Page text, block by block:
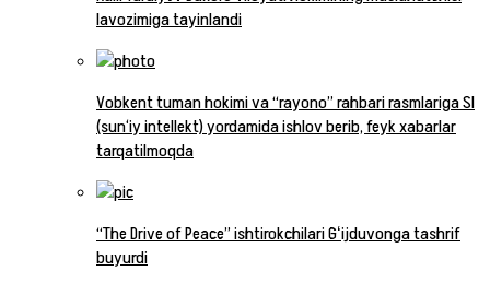
lavozimiga tayinlandi
Vobkent tuman hokimi va “rayono” rahbari rasmlariga SI
(sun‘iy intellekt) yordamida ishlov berib, feyk xabarlar
tarqatilmoqda
“The Drive of Peace” ishtirokchilari Gʻijduvonga tashrif
buyurdi